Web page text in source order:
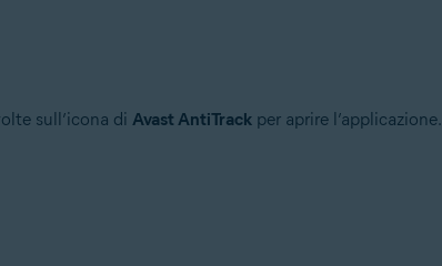
sull’icona di Avast AntiTrackper aprire l’applicazione.